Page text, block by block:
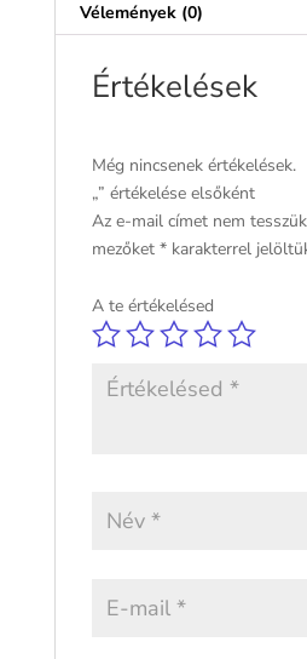
Vélemények (0)
Értékelések
Még nincsenek értékelések.
„” értékelése elsőként
Az e-mail címet nem
mezőket *karakterrel
A te értékelésed